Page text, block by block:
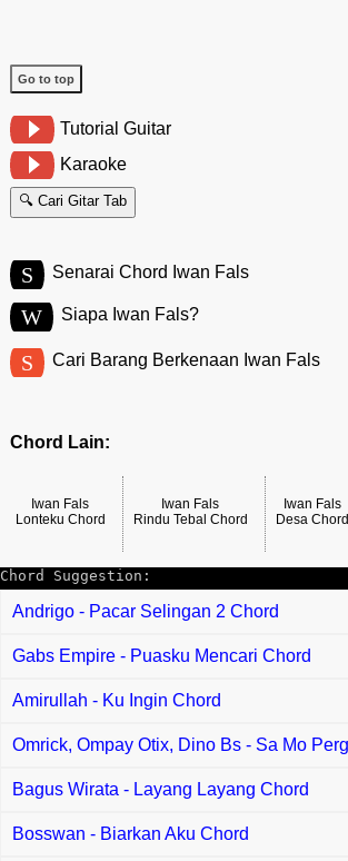
Go to top
Tutorial Guitar
Karaoke
🔍 Cari Gitar Tab
S Senarai Chord Iwan Fals
W Siapa Iwan Fals?
S Cari Barang Berkenaan Iwan Fals
Chord Lain:
Iwan Fals
Lonteku Chord
Iwan Fals
Rindu Tebal Chord
Iwan Fals
Desa Chord
Chord Suggestion:
Andrigo - Pacar Selingan 2 Chord
Gabs Empire - Puasku Mencari Chord
Amirullah - Ku Ingin Chord
Omrick, Ompay Otix, Dino Bs - Sa Mo
Bagus Wirata - Layang Layang Chord
Bosswan - Biarkan Aku Chord